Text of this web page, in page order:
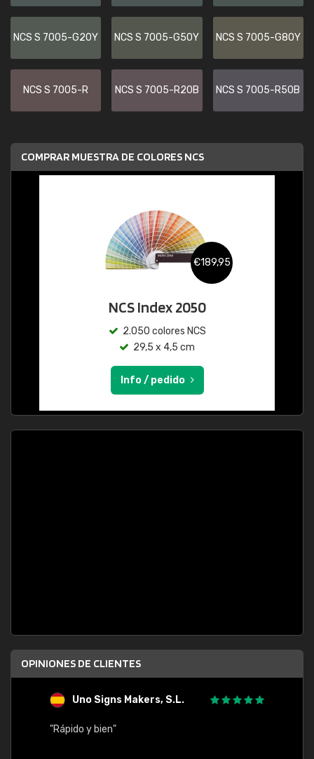
NCS S 7005-G20Y NCS S 7005-G50Y NCS S 7005-G80Y
NCS S 7005-R NCS S 7005-R20B NCS S 7005-R50B
COMPRAR MUESTRA DE COLORES NCS
€189,95
NCS Index 2050
2.050 colores NCS
29,5 x 4,5 cm
Info / pedido
OPINIONES DE CLIENTES
Uno Signs Makers, S.L.
"Rápido y bien"